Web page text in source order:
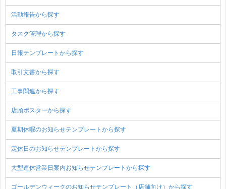
活動報告から探す
タスク管理から探す
日報テンプレートから探す
取引文書から探す
工事関連から探す
店頭ポスターから探す
夏期休暇のお知らせテンプレートから探す
定休日のお知らせテンプレートから探す
大型連休営業日案内お知らせテンプレートから探す
ゴールデンウィークのお知らせテンプレート（店舗向け）から探す